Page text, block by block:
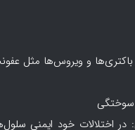
و ویروس‌ها مثل
سوختگی
در اختلالات خود ایمنی